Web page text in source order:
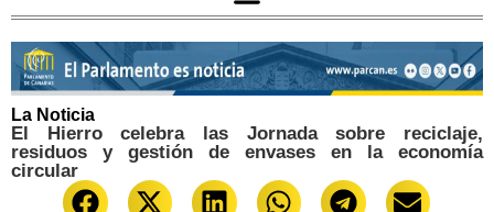
La Noticia
El Hierro celebra las Jornada sobre reciclaje,
residuos y gestión de envases en la economía
circular